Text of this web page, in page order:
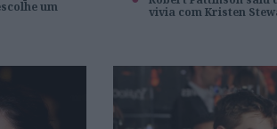
um
vivia com Kristen